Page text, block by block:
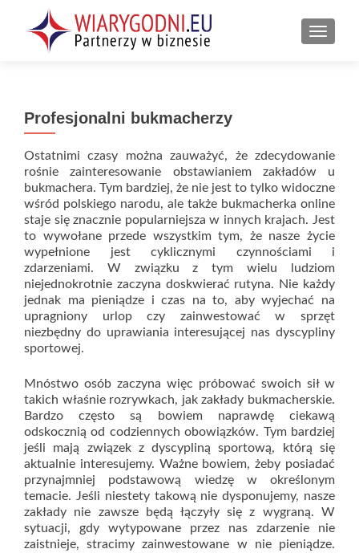
Profesjonalni bukmacherzy
Ostatnimi czasy można zauważyć, że zdecydowanie
rośnie zainteresowanie obstawianiem zakładów u
bukmachera. Tym bardziej, że nie jest to tylko widoczne
wśród polskiego narodu, ale także bukmacherka online
staje się znacznie popularniejsza w innych krajach. Jest
to wywołane przede wszystkim tym, że nasze życie
wypełnione jest cyklicznymi czynnościami i
zdarzeniami. W związku z tym wielu ludziom
niejednokrotnie zaczyna doskwierać rutyna. Nie każdy
jednak ma pieniądze i czas na to, aby wyjechać na
upragniony urlop czy zainwestować w sprzęt
niezbędny do uprawiania interesującej nas dyscypliny
sportowej.
Mnóstwo osób zaczyna więc próbować swoich sił w
takich właśnie rozrywkach, jak zakłady bukmacherskie.
Bardzo często są bowiem naprawdę ciekawą
odskocznią od codziennych obowiązków. Tym bardziej
jeśli mają związek z dyscypliną sportową, którą się
aktualnie interesujemy. Ważne bowiem, żeby posiadać
przynajmniej podstawową wiedzę w określonym
temacie. Jeśli niestety takową nie dysponujemy, nasze
zakłady nie zawsze będą łączyły się z wygraną. W
sytuacji, gdy wytypowane przez nas zdarzenie nie
zaistnieje, stracimy zainwestowane w nie pieniądze.